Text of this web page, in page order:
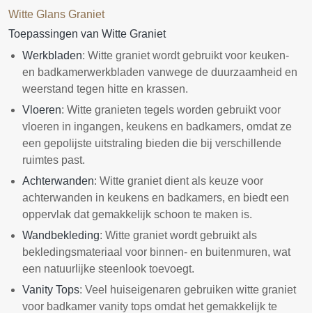
Witte Glans Graniet
Toepassingen van Witte Graniet
Werkbladen: Witte graniet wordt gebruikt voor keuken-
en badkamerwerkbladen vanwege de duurzaamheid en
weerstand tegen hitte en krassen.
Vloeren: Witte granieten tegels worden gebruikt voor
vloeren in ingangen, keukens en badkamers, omdat ze
een gepolijste uitstraling bieden die bij verschillende
ruimtes past.
Achterwanden: Witte graniet dient als keuze voor
achterwanden in keukens en badkamers, en biedt een
oppervlak dat gemakkelijk schoon te maken is.
Wandbekleding: Witte graniet wordt gebruikt als
bekledingsmateriaal voor binnen- en buitenmuren, wat
een natuurlijke steenlook toevoegt.
Vanity Tops: Veel huiseigenaren gebruiken witte graniet
voor badkamer vanity tops omdat het gemakkelijk te